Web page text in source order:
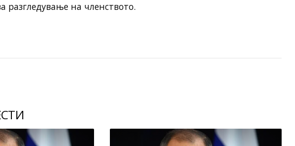
разгледување на членството.